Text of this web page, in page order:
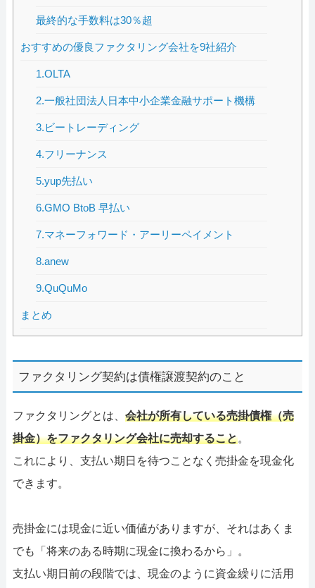
最終的な手数料は30％超
おすすめの優良ファクタリング会社を9社紹介
1.OLTA
2.一般社団法人日本中小企業金融サポート機構
3.ビートレーディング
4.フリーナンス
5.yup先払い
6.GMO BtoB 早払い
7.マネーフォワード・アーリーペイメント
8.anew
9.QuQuMo
まとめ
ファクタリング契約は債権譲渡契約のこと
ファクタリングとは、 会社が所有している売掛債権（売
掛金）をファクタリング会社に売却すること。
これにより、支払い期日を待つことなく売掛金を現金化
できます。
売掛金には現金に近い価値がありますが、それはあくま
でも「将来のある時期に現金に換わるから」。
支払い期日前の段階では、現金のように資金繰りに活用